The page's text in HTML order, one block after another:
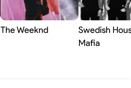
The Weeknd
Swedish
Mafia